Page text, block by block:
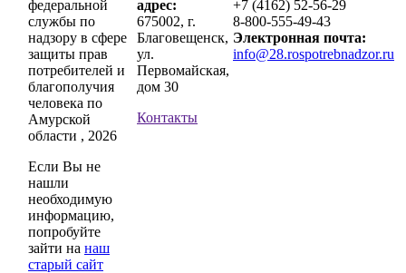
федеральной
службы по
надзору в сфере
защиты прав
потребителей и
благополучия
человека по
Амурской
области , 2026
Если Вы не
нашли
необходимую
информацию,
попробуйте
зайти на наш
старый сайт
адрес:
675002, г.
Благовещенск,
ул.
Первомайская,
дом 30
Контакты
+7 (4162) 52-56-29
8-800-555-49-43
Электронная почта:
info@28.rospotrebnadzor.ru